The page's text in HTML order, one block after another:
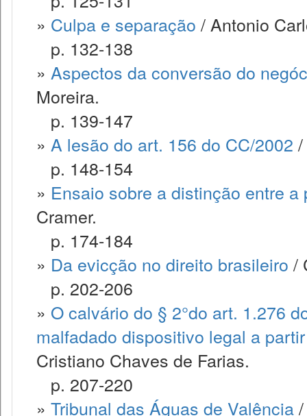
» Culpa e separação / Antonio
p. 132-138
» Aspectos da conversão do
Moreira.
p. 139-147
» A lesão do art. 156 do CC/2002
p. 148-154
» Ensaio sobre a distinção entre
Cramer.
p. 174-184
» Da evicção no direito brasileiro /
p. 202-206
» O calvário do § 2°do art. 1.276
malfadado dispositivo legal a
Cristiano Chaves de Farias.
p. 207-220
» Tribunal das Águas de Valência